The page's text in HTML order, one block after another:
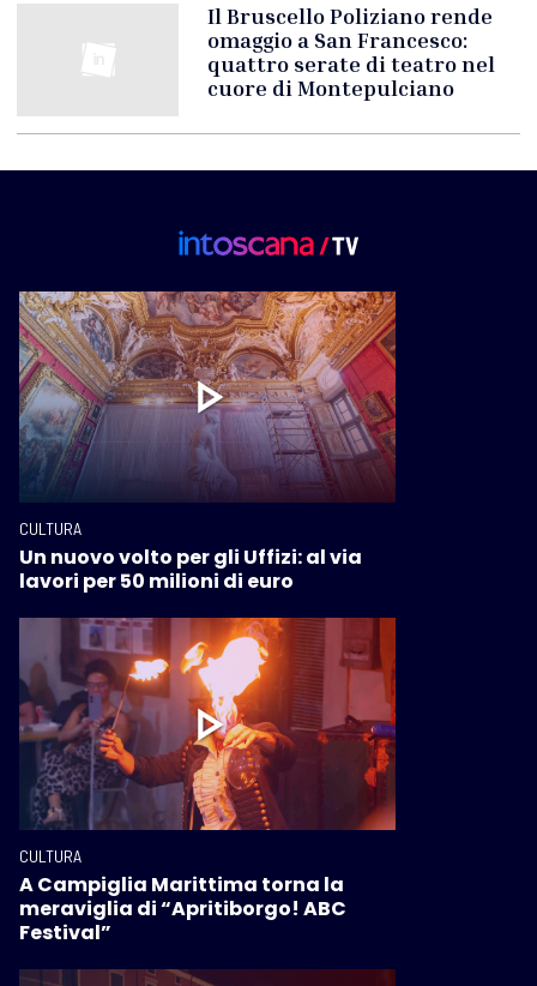
Il Bruscello Poliziano rende
omaggio a San Francesco:
quattro serate di teatro nel
cuore di Montepulciano
CULTURA
Un nuovo volto per gli Uffizi: al via
lavori per 50 milioni di euro
CULTURA
A Campiglia Marittima torna la
meraviglia di “Apritiborgo! ABC
Festival”